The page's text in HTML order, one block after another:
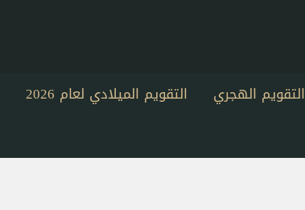
التقويم الهجري التقويم الميلادي لعام 2026